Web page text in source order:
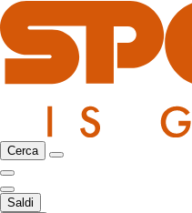
Cerca
Saldi